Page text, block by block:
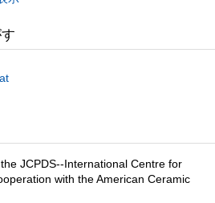
JCPDS--International Centre for
with the American Ceramic